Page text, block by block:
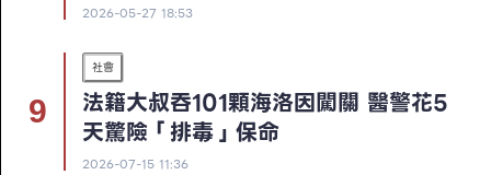
2026-05-27 18:53
社會
法籍大叔吞101顆海洛因闖關 醫警花5
天驚險「排毒」保命
2026-07-15 11:36